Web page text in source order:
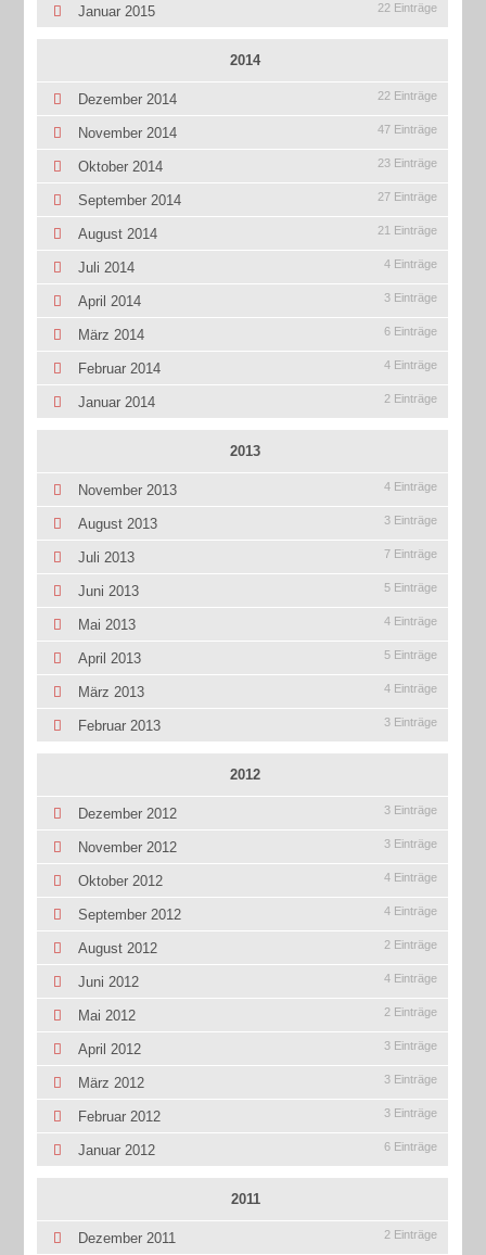
Januar 2015 22 Einträge
2014
Dezember 2014 22 Einträge
November 2014 47 Einträge
Oktober 2014 23 Einträge
September 2014 27 Einträge
August 2014 21 Einträge
Juli 2014 4 Einträge
April 2014 3 Einträge
März 2014 6 Einträge
Februar 2014 4 Einträge
Januar 2014 2 Einträge
2013
November 2013 4 Einträge
August 2013 3 Einträge
Juli 2013 7 Einträge
Juni 2013 5 Einträge
Mai 2013 4 Einträge
April 2013 5 Einträge
März 2013 4 Einträge
Februar 2013 3 Einträge
2012
Dezember 2012 3 Einträge
November 2012 3 Einträge
Oktober 2012 4 Einträge
September 2012 4 Einträge
August 2012 2 Einträge
Juni 2012 4 Einträge
Mai 2012 2 Einträge
April 2012 3 Einträge
März 2012 3 Einträge
Februar 2012 3 Einträge
Januar 2012 6 Einträge
2011
Dezember 2011 2 Einträge